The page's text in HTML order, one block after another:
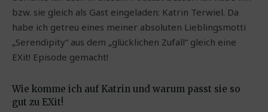
bzw. sie gleich als Gast eingeladen: Katrin Terwiel. Da
habe ich getreu eines meiner absoluten Lieblingsmotti
„Serendipity“ aus dem „glücklichen Zufall“ gleich eine
EXit! Episode gemacht!
Wie komme ich auf Katrin und warum passt sie so
gut zu EXit!